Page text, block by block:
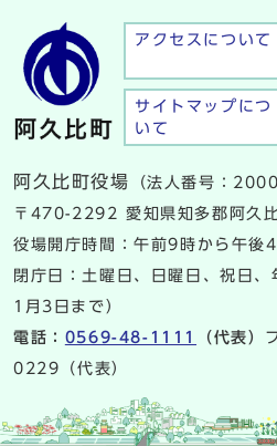
アクセスについて
サイトマップにつ
いて
阿久比町役場
（法人番号：
〒470-2292 愛知県知多郡阿久
役場開庁時間：午前9時から午後
閉庁日：土曜日、日曜日、祝日
1月3日まで）
電話： 0569-48-1111 （代表）
0229（代表）